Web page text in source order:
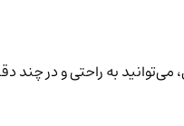
به راحتی و در چند